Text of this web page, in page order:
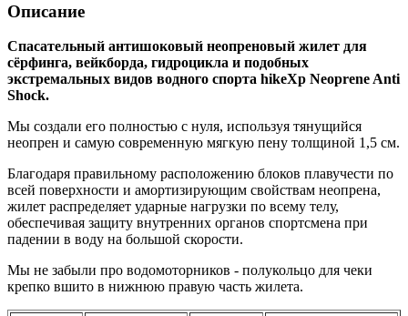
Описание
Спасательный антишоковый неопреновый жилет для
сёрфинга, вейкборда, гидроцикла и подобных
экстремальных видов водного спорта hikeXp Neoprene Anti
Shock.
Мы создали его полностью с нуля, используя тянущийся
неопрен и самую современную мягкую пену толщиной 1,5 см.
Благодаря правильному расположению блоков плавучести по
всей поверхности и амортизирующим свойствам неопрена,
жилет распределяет ударные нагрузки по всему телу,
обеспечивая защиту внутренних органов спортсмена при
падении в воду на большой скорости.
Мы не забыли про водомоторников - полукольцо для чеки
крепко вшито в нижнюю правую часть жилета.